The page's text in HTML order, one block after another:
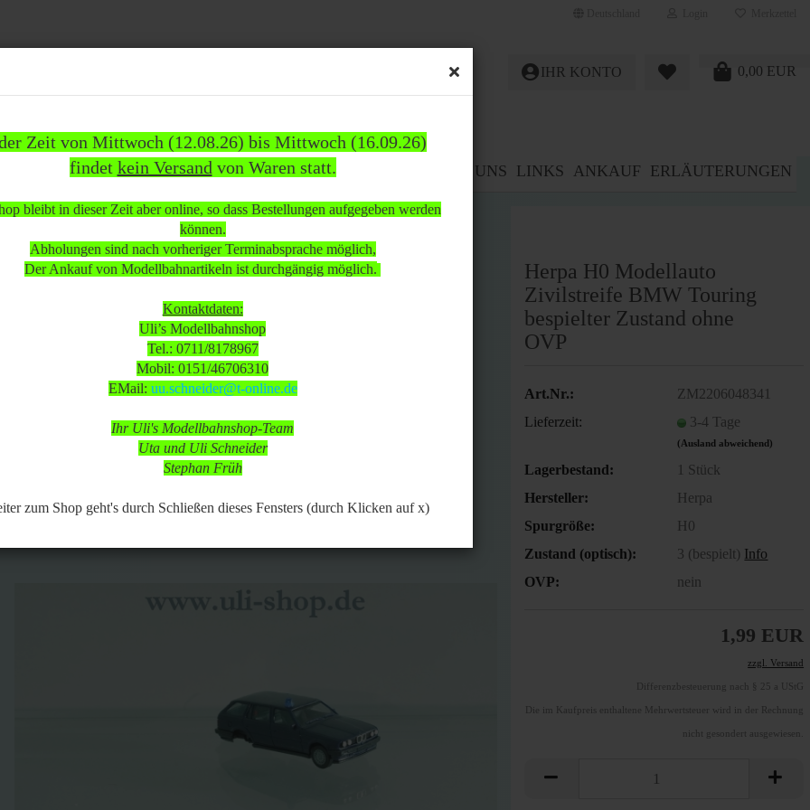
Zeit von Mittwoch (12.08.26) bis Mittwoch (16.09.26)
findet kein Versand von Waren statt.
bleibt in dieser Zeit aber online, so dass Bestellungen aufgegeben werden
können.
Abholungen sind nach vorheriger Terminabsprache möglich,
Der Ankauf von Modellbahnartikeln ist durchgängig möglich.
Kontaktdaten:
Uli’s Modellbahnshop
Tel.: 0711/8178967
Mobil: 0151/46706310
EMail: uu.schneider@t-online.de
Ihr Uli's Modellbahnshop-Team
Uta und Uli Schneider
Stephan Früh
zum Shop geht's durch Schließen dieses Fensters (durch Klicken auf x)
0,00 EUR
IHR KONTO
INFOS KUNDEN ÜBER UNS LINKS ANKAUF ERLÄUTERUNGEN
WEITERE
» »
Zivilstreife BMW Touring bespielter Zustand ohne OVP
(12.08.26) bis Mittwoch (16.09.26)
dieser Zeit aber online, so dass Bestellungen aufgegeben werden können.
nach vorheriger Terminabsprache möglich,
Modellbahnartikeln ist durchgängig möglich.
weiter » Letzter »
Herpa H0 Modellauto
Zivilstreife BMW Touring
bespielter Zustand ohne
OVP
Art.Nr.:
ZM2206048341
Lieferzeit:
3-4 Tage
(Ausland abweichend)
Lagerbestand: 1 Stück
Hersteller:
Herpa
Spurgröße:
H0
Zustand (optisch):
3 (bespielt) Info
OVP:
nein
1,99 EUR
zzgl. Versand
Differenzbesteuerung nach § 25 a UStG
Die im Kaufpreis enthaltene Mehrwertsteuer wird in der Rechnung
nicht gesondert ausgewiesen.